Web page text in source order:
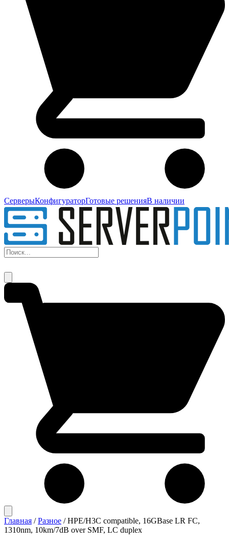
СерверыКонфигураторГотовые решенияВ наличии
Главная / Разное / HPE/H3C compatible, 16GBase LR FC,
1310nm, 10km/7dB over SMF, LC duplex